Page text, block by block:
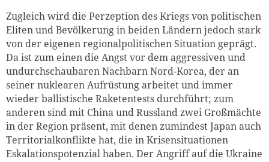
Zugleich wird die Perzeption des Kriegs von politischen
Eliten und Bevölkerung in beiden Ländern jedoch stark
von der eigenen regionalpolitischen Situation geprägt.
Da ist zum einen die Angst vor dem aggressiven und
undurchschaubaren Nachbarn Nord-Korea, der an
seiner nuklearen Aufrüstung arbeitet und immer
wieder ballistische Raketentests durchführt; zum
anderen sind mit China und Russland zwei Großmächte
in der Region präsent, mit denen zumindest Japan auch
Territorialkonflikte hat, die in Krisensituationen
Eskalationspotenzial haben. Der Angriff auf die Ukraine